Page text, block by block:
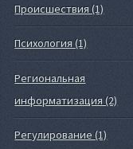
Происшествия (1)
Психология (1)
Региональная
информатизация (2)
Регулирование (1)